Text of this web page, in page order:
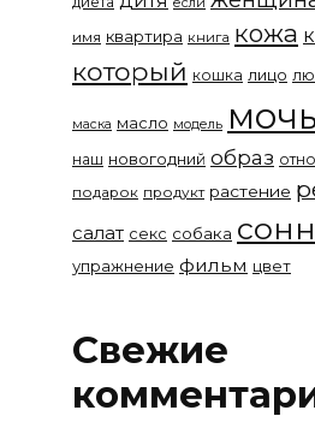
имя квартира книга кожа
который кошка лицо
маска масло модель мочь
наш новогодний образ
подарок продукт растение
салат секс собака
упражнение фильм цвет
Свежие